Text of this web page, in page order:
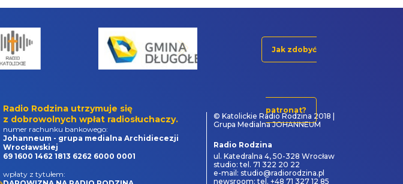
Jak zdobyć
patronat?
Radio Rodzina utrzymuje się
z dobrowolnych wpłat radiosłuchaczy.
numer rachunku bankowego:
Johanneum - grupa medialna Archidiecezji
Wrocławskiej
69 1600 1462 1813 6262 6000 0001
wpłaty z tytułem:
© Katolickie Radio Rodzina 2018 |
Grupa Medialna JOHANNEUM
Radio Rodzina
ul. Katedralna 4, 50-328 Wrocław
studio: tel. 71 322 20 22
e-mail: studio@radiorodzina.pl
newsroom: tel. +48 71 327 12 85